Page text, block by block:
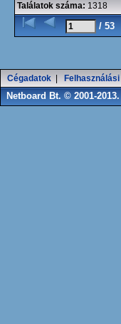
Találatok száma: 1318
/ 53
Cégadatok
Netboard Bt. © 2001-2013.